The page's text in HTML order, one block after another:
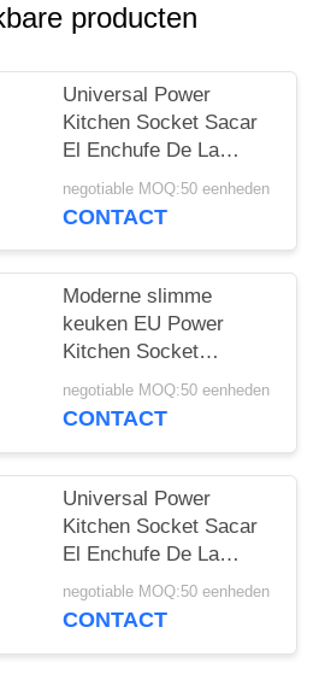
producten
Universal Power
Kitchen Socket Sacar
El Enchufe De La
Cocina Verborgen
tafeltop Pop-up keuken
keuken
negotiable MOQ:50 eenheden
CONTACT
Moderne slimme
keuken EU Power
Kitchen Socket
Verborgen tafel met 3
EU Power Output Ports
negotiable MOQ:50 eenheden
CONTACT
Universal Power
Kitchen Socket Sacar
El Enchufe De La
Cocina Verborgen
tafeltop Pop-up keuken
negotiable MOQ:50 eenheden
CONTACT